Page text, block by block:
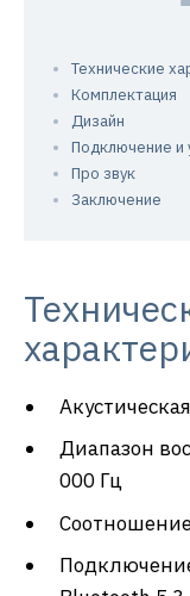
Технические
Комплектация
Дизайн
Подключение и
Про звук
Заключение
Диапазон
000 Гц